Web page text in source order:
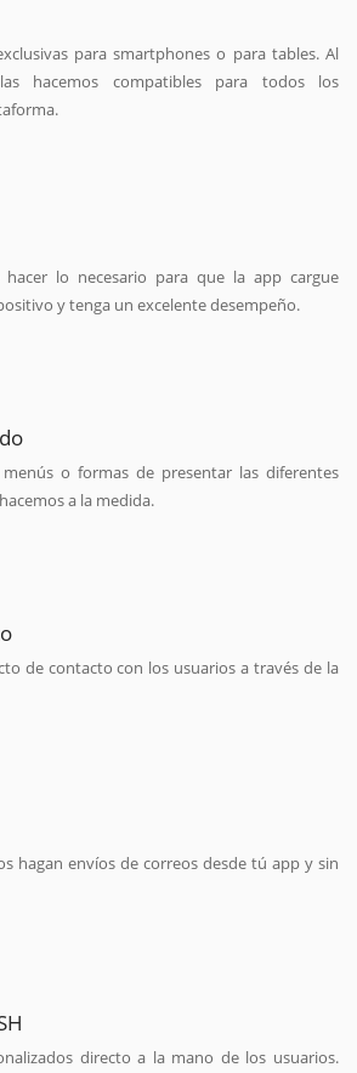
para smartphones o para tables. Al
hacemos compatibles para todos los
hacer lo necesario para que la app cargue
y tenga un excelente desempeño.
o formas de presentar las diferentes
a la medida.
de contacto con los usuarios a través de la
hagan envíos de correos desde tú app y sin
directo a la mano de los usuarios.